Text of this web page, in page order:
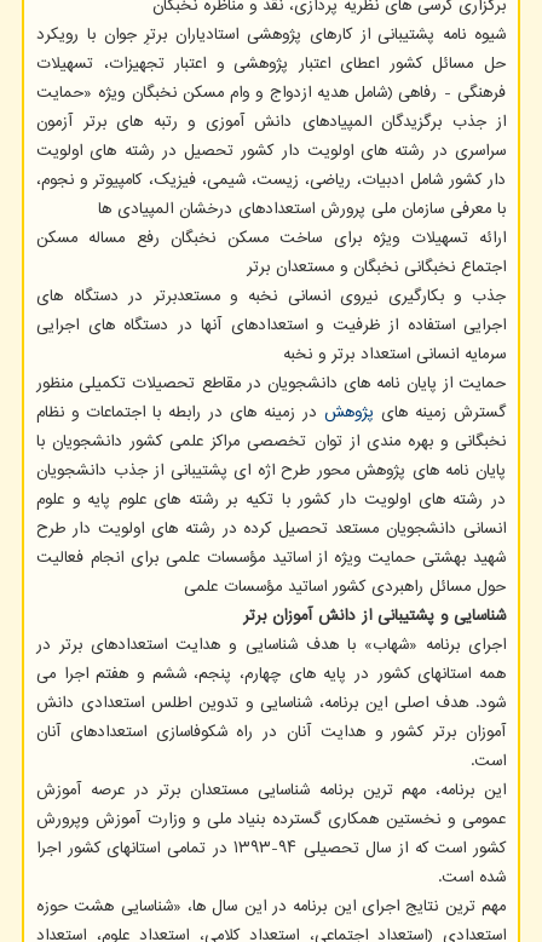
برگزاری کرسی های نظریه پردازی، نقد و مناظره نخبگان
شیوه نامه پشتیبانی از کارهای پژوهشی استادیاران برترِ جوان با رویکرد
حل مسائل کشور اعطای اعتبار پژوهشی و اعتبار تجهیزات، تسهیلات
فرهنگی - رفاهی (شامل هدیه ازدواج و وام مسکن نخبگان ویژه «حمایت
از جذب برگزیدگان المپیادهای دانش ‏آموزی و رتبه ‏های برتر آزمون
سراسری در رشته‏ های اولویت ‏دار کشور تحصیل در رشته های اولویت
دار کشور شامل ادبیات، ریاضی، زیست، شیمی، فیزیک، کامپیوتر و نجوم،
با معرفی سازمان ملی پرورش استعدادهای درخشان المپیادی ها
ارائه تسهیلات ویژه برای ساخت مسکن نخبگان رفع مساله مسکن
اجتماع نخبگانی نخبگان و مستعدان برتر
جذب و بکارگیری نیروی انسانی نخبه و مستعدبرتر در دستگاه های
اجرایی استفاده از ظرفیت و استعدادهای آنها در دستگاه های اجرایی
سرمایه انسانی استعداد برتر و نخبه
حمایت از پایان نامه های دانشجویان در مقاطع تحصیلات تکمیلی منظور
گسترش زمینه های پژوهش در زمینه های در رابطه با اجتماعات و نظام
نخبگانی و بهره مندی از توان تخصصی مراکز علمی کشور دانشجویان با
پایان نامه های پژوهش محور طرح اژه ای پشتیبانی از جذب دانشجویان
در رشته های اولویت دار کشور با تکیه بر رشته های علوم پایه و علوم
انسانی دانشجویان مستعد تحصیل کرده در رشته های اولویت دار طرح
شهید بهشتی حمایت ویژه از اساتید مؤسسات علمی برای انجام فعالیت
حول مسائل راهبردی کشور اساتید مؤسسات علمی
شناسایی و پشتیبانی از دانش آموزان برتر
اجرای برنامه «شهاب» با هدف شناسایی و هدایت استعدادهای برتر در
همه استانهای کشور در پایه های چهارم، پنجم، ششم و هفتم اجرا می
شود. هدف اصلی این برنامه، شناسایی و تدوین اطلس استعدادی دانش
آموزان برتر کشور و هدایت آنان در راه شکوفاسازی استعدادهای آنان
است.
این برنامه، مهم ترین برنامه شناسایی مستعدان برتر در عرصه آموزش
عمومی و نخستین همکاری گسترده بنیاد ملی و وزارت آموزش وپرورش
کشور است که از سال تحصیلی ۹۴-۱۳۹۳ در تمامی استانهای کشور اجرا
شده است.
مهم ترین نتایج اجرای این برنامه در این سال ها، «شناسایی هشت حوزه
استعدادی (استعداد اجتماعی، استعداد کلامی، استعداد علوم، استعداد